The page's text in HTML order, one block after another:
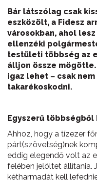
Bár látszólag csak
eszközölt, a Fidesz
városokban, ahol
ellenzéki
testületi többség az
álljon össze
igaz lehet – csak
takarékoskodni.
Egyszerű többségből
Ahhoz, hogy a tízezer
párt(szövetség)nek
eddig elegendő volt az
felében jelöltet állítania.
kétharmadát kell